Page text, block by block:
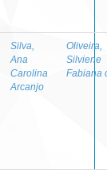
Silva,
Ana
Carolina
Arcanjo
Oliveira,
Silviene
Fabiana